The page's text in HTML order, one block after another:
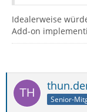
Idealerweise
Add-on
Senior-